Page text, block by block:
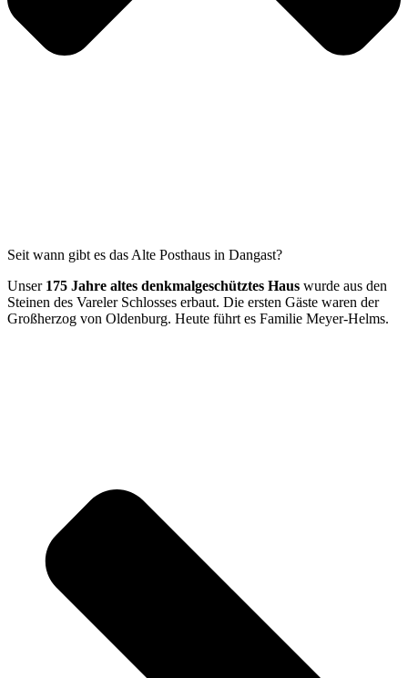
Seit wann gibt es das Alte Posthaus in Dangast?
Unser 175 Jahre altes denkmalgeschütztes Haus wurde aus den
Steinen des Vareler Schlosses erbaut. Die ersten Gäste waren der
Großherzog von Oldenburg. Heute führt es Familie Meyer-Helms.